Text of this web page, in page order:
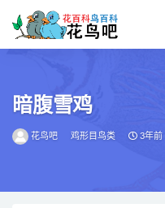
暗腹雪鸡
花鸟吧 鸡形目鸟类 3年前